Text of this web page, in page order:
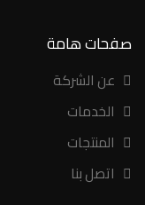
صفحات هامة
عن الشركة
الخدمات
المنتجات
اتصل بنا